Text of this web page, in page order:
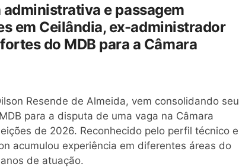
e passagem
em Ceilândia, ex-administrador
do MDB para a Câmara
Resende de Almeida, vem consolidando seu
para a disputa de uma vaga na Câmara
de 2026. Reconhecido pelo perfil técnico e
acumulou experiência em diferentes áreas do
de atuação.